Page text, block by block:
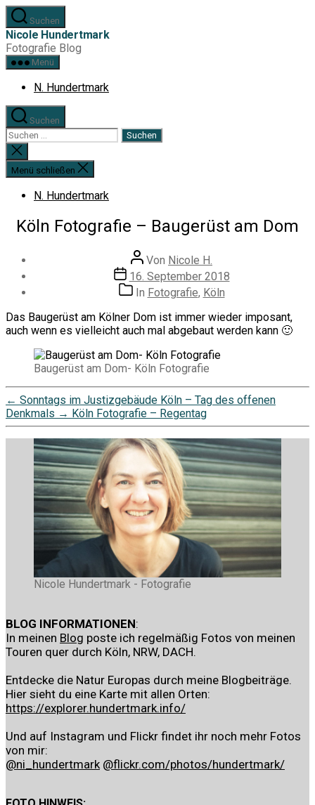
Zum
Inhalt
springen
Suchen
Nicole Hundertmark
Fotografie Blog
Menü
N. Hundertmark
Suchen
Suchen
nach:
Suche
schließen
Menü schließen
N. Hundertmark
Köln Fotografie – Baugerüst am Dom
Beitragsautor
Von Nicole H.
Veröffentlichungsdatum
16. September 2018
Kategorien
In Fotografie, Köln
Das Baugerüst am Kölner Dom ist immer wieder imposant,
auch wenn es vielleicht auch mal abgebaut werden kann 🙂
Baugerüst am Dom- Köln Fotografie
← Sonntags im Justizgebäude Köln – Tag des offenen
Denkmals → Köln Fotografie – Regentag
Nicole Hundertmark - Fotografie
BLOG INFORMATIONEN:
In meinen Blog poste ich regelmäßig Fotos von meinen
Touren quer durch Köln, NRW, DACH.
Entdecke die Natur Europas durch meine Blogbeiträge.
Hier sieht du eine Karte mit allen Orten:
https://explorer.hundertmark.info/
Und auf Instagram und Flickr findet ihr noch mehr Fotos
von mir:
@ni_hundertmark @flickr.com/photos/hundertmark/